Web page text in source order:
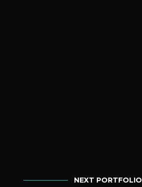
NEXT PORTFOLIO